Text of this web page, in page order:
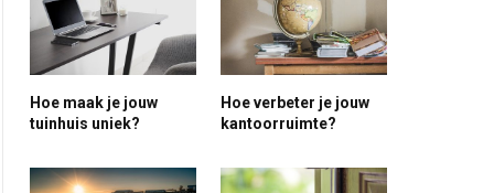
Hoe maak je jouw
tuinhuis uniek?
Hoe verbeter je jouw
kantoorruimte?